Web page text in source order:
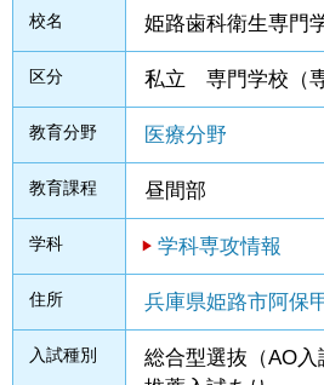
校名 姫路歯科衛生専門
区分 私立 専門学校（
教育分野 医療分野
教育課程 昼間部
学科 学科専攻情報
住所 兵庫県姫路市阿保
入試種別
総合型選抜（AO